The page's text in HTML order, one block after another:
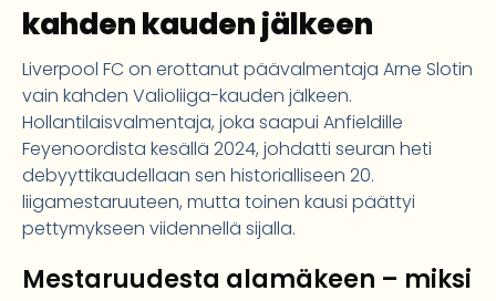
kahden kauden jälkeen
Liverpool FC on erottanut päävalmentaja Arne Slotin
vain kahden Valioliiga-kauden jälkeen.
Hollantilaisvalmentaja, joka saapui Anfieldille
Feyenoordista kesällä 2024, johdatti seuran heti
debyyttikaudellaan sen historialliseen 20.
liigamestaruuteen, mutta toinen kausi päättyi
pettymykseen viidennellä sijalla.
Mestaruudesta alamäkeen – miksi